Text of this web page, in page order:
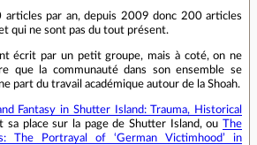
par an, depuis 2009 donc 200 articles
qui ne sont pas du tout présent.
écrit par un petit groupe, mais à coté, on ne
que la communauté dans son ensemble se
part du travail académique autour de la Shoah.
Fantasy in Shutter Island: Trauma, Historical
sa place sur la page de Shutter Island, ouThe
The Portrayal of ‘German Victimhood’ in